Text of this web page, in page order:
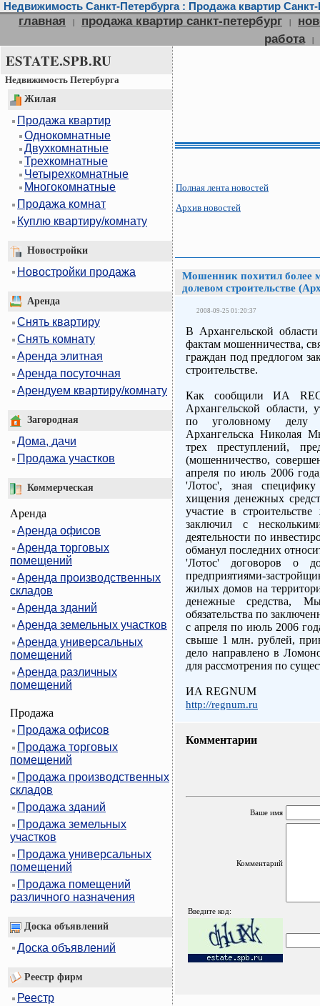
Недвижимость Санкт-Петербурга : Продажа квартир
главная | продажа квартир санкт-петербург |
работа
|
ESTATE.SPB.RU
Недвижимость Петербурга
Жилая
Продажа квартир
Однокомнатные
Двухкомнатные
Трехкомнатные
Четырехкомнатные
Многокомнатные
Продажа комнат
Куплю квартиру/комнату
Новостройки
Новостройки продажа
Аренда
Снять квартиру
Снять комнату
Аренда элитная
Аренда посуточная
Арендуем квартиру/комнату
Загородная
Дома, дачи
Продажа участков
Коммерческая
Аренда
Аренда офисов
Аренда торговых
помещений
Аренда производственных
складов
Аренда зданий
Аренда земельных участков
Аренда универсальных
помещений
Аренда различных
помещений
Продажа
Продажа офисов
Продажа торговых
помещений
Продажа производственных
складов
Продажа зданий
Продажа земельных
участков
Продажа универсальных
помещений
Продажа помещений
различного назначения
Доска объявлений
Доска объявлений
Реестр фирм
Реестр
Полная лента новостей
Архив новостей
Мошенник похитил более
долевом строительстве
2008-09-25 01:20:37
В Архангельской
фактам мошенничества,
граждан под предлогом
строительстве.
Как сообщили ИА
Архангельской области,
по уголовному делу
Архангельска Николая
трех преступлений,
(мошенничество,
апреля по июль 2006
'Лотос', зная специфику
хищения денежных
участие в
заключил с
деятельности по
обманул последних
'Лотос' договоров о
предприятиями-
жилых домов на
денежные средства,
обязательства по
с апреля по июль 2006
свыше 1 млн. рублей,
дело направлено в
для рассмотрения по
ИА REGNUM
http://regnum.ru
Комментарии
Ваше имя
Комментарий
Введите код: